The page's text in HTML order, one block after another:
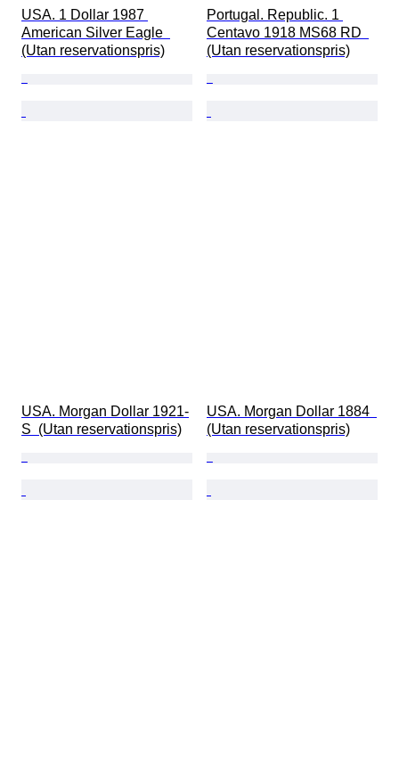
USA. 1 Dollar 1987
American Silver Eagle
(Utan reservationspris)
Portugal. Republic. 1
Centavo 1918 MS68 RD
(Utan reservationspris)
USA. Morgan Dollar 1921-
S  (Utan reservationspris)
USA. Morgan Dollar 1884
(Utan reservationspris)